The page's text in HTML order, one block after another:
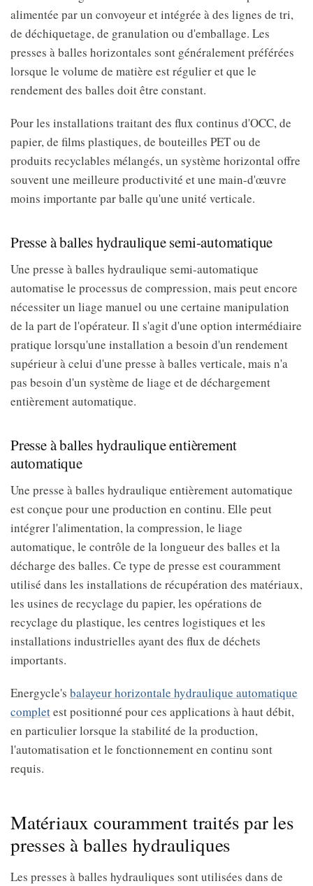
alimentée par un convoyeur et intégrée à des lignes de tri,
de déchiquetage, de granulation ou d'emballage. Les
presses à balles horizontales sont généralement préférées
lorsque le volume de matière est régulier et que le
rendement des balles doit être constant.
Pour les installations traitant des flux continus d'OCC, de
papier, de films plastiques, de bouteilles PET ou de
produits recyclables mélangés, un système horizontal offre
souvent une meilleure productivité et une main-d'œuvre
moins importante par balle qu'une unité verticale.
Presse à balles hydraulique semi-automatique
Une presse à balles hydraulique semi-automatique
automatise le processus de compression, mais peut encore
nécessiter un liage manuel ou une certaine manipulation
de la part de l'opérateur. Il s'agit d'une option intermédiaire
pratique lorsqu'une installation a besoin d'un rendement
supérieur à celui d'une presse à balles verticale, mais n'a
pas besoin d'un système de liage et de déchargement
entièrement automatique.
Presse à balles hydraulique entièrement
automatique
Une presse à balles hydraulique entièrement automatique
est conçue pour une production en continu. Elle peut
intégrer l'alimentation, la compression, le liage
automatique, le contrôle de la longueur des balles et la
décharge des balles. Ce type de presse est couramment
utilisé dans les installations de récupération des matériaux,
les usines de recyclage du papier, les opérations de
recyclage du plastique, les centres logistiques et les
installations industrielles ayant des flux de déchets
importants.
Energycle's balayeur horizontale hydraulique automatique
completest positionné pour ces applications à haut débit,
en particulier lorsque la stabilité de la production,
l'automatisation et le fonctionnement en continu sont
requis.
Matériaux couramment traités par les
presses à balles hydrauliques
Les presses à balles hydrauliques sont utilisées dans de